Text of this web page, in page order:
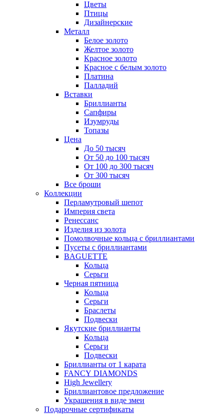
Цветы
Птицы
Дизайнерские
Металл
Белое золото
Желтое золото
Красное золото
Красное с белым золото
Платина
Палладий
Вставки
Бриллианты
Сапфиры
Изумруды
Топазы
Цена
До 50 тысяч
От 50 до 100 тысяч
От 100 до 300 тысяч
От 300 тысяч
Все броши
Коллекции
Перламутровый шепот
Империя света
Ренессанс
Изделия из золота
Помолвочные кольца с бриллиантами
Пусеты с бриллиантами
BAGUETTE
Кольца
Серьги
Черная пятница
Кольца
Серьги
Браслеты
Подвески
Якутские бриллианты
Кольца
Серьги
Подвески
Бриллианты от 1 карата
FANCY DIAMONDS
High Jewellery
Бриллиантовое предложение
Украшения в виде змеи
Подарочные сертификаты